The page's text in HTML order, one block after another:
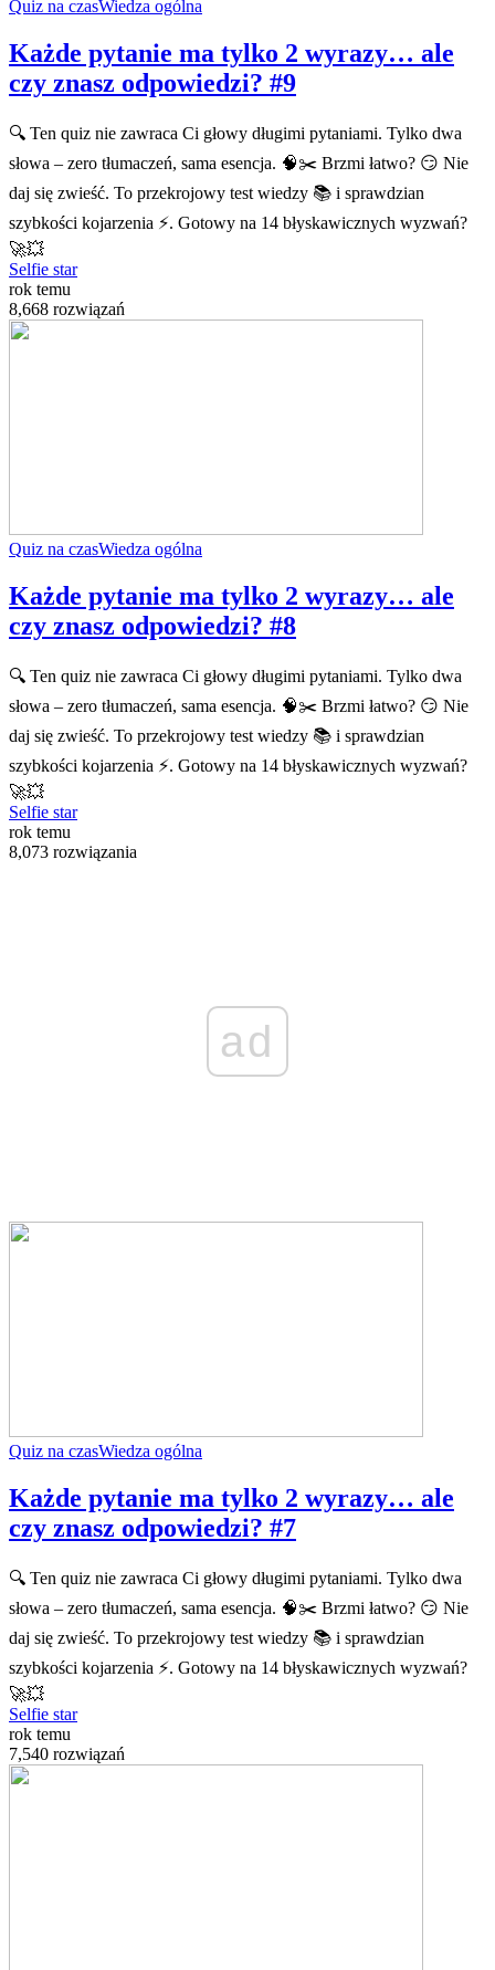
Quiz na czasWiedza ogólna
Każde pytanie ma tylko 2 wyrazy… ale
czy znasz odpowiedzi? #9
🔍 Ten quiz nie zawraca Ci głowy długimi pytaniami. Tylko dwa
słowa – zero tłumaczeń, sama esencja. 🧠✂️ Brzmi łatwo? 😏 Nie
daj się zwieść. To przekrojowy test wiedzy 📚 i sprawdzian
szybkości kojarzenia ⚡. Gotowy na 14 błyskawicznych wyzwań?
🚀💥
Selfie star
rok temu
8,668 rozwiązań
Quiz na czasWiedza ogólna
Każde pytanie ma tylko 2 wyrazy… ale
czy znasz odpowiedzi? #8
🔍 Ten quiz nie zawraca Ci głowy długimi pytaniami. Tylko dwa
słowa – zero tłumaczeń, sama esencja. 🧠✂️ Brzmi łatwo? 😏 Nie
daj się zwieść. To przekrojowy test wiedzy 📚 i sprawdzian
szybkości kojarzenia ⚡. Gotowy na 14 błyskawicznych wyzwań?
🚀💥
Selfie star
rok temu
8,073 rozwiązania
ad
Quiz na czasWiedza ogólna
Każde pytanie ma tylko 2 wyrazy… ale
czy znasz odpowiedzi? #7
🔍 Ten quiz nie zawraca Ci głowy długimi pytaniami. Tylko dwa
słowa – zero tłumaczeń, sama esencja. 🧠✂️ Brzmi łatwo? 😏 Nie
daj się zwieść. To przekrojowy test wiedzy 📚 i sprawdzian
szybkości kojarzenia ⚡. Gotowy na 14 błyskawicznych wyzwań?
🚀💥
Selfie star
rok temu
7,540 rozwiązań